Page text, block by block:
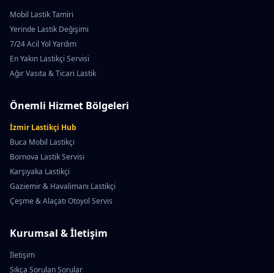
Mobil Lastik Tamiri
Yerinde Lastik Değişimi
7/24 Acil Yol Yardım
En Yakın Lastikçi Servisi
Ağır Vasıta & Ticari Lastik
Önemli Hizmet Bölgeleri
İzmir Lastikçi Hub
Buca Mobil Lastikçi
Bornova Lastik Servisi
Karşıyaka Lastikçi
Gaziemir & Havalimanı Lastikçi
Çeşme & Alaçatı Otoyol Servis
Kurumsal & İletişim
İletişim
Sıkça Sorulan Sorular